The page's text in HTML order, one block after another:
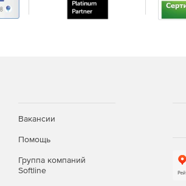
Вакансии
Помощь
Группа компаний
Softline